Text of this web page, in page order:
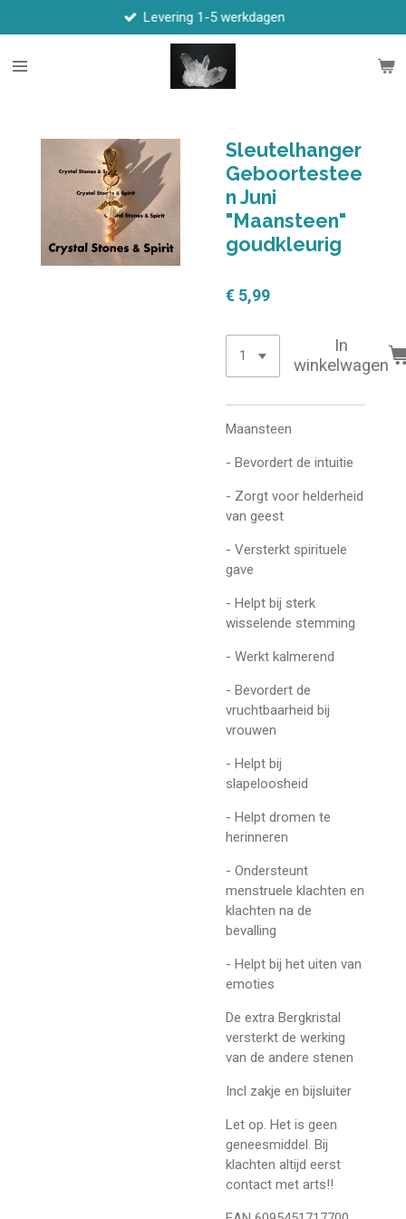
direct
naar
Levering 1-5 werkdagen
Sleutelhanger
Geboortestee
n Juni
"Maansteen"
goudkleurig
€ 5,99
In
winkelwagen
Maansteen
- Bevordert de intuitie
- Zorgt voor helderheid
van geest
- Versterkt spirituele
gave
- Helpt bij sterk
wisselende stemming
- Werkt kalmerend
- Bevordert de
vruchtbaarheid bij
vrouwen
- Helpt bij
slapeloosheid
- Helpt dromen te
herinneren
- Ondersteunt
menstruele klachten en
klachten na de
bevalling
- Helpt bij het uiten van
emoties
De extra Bergkristal
versterkt de werking
van de andere stenen
Incl zakje en bijsluiter
Let op. Het is geen
geneesmiddel. Bij
klachten altijd eerst
contact met arts!!